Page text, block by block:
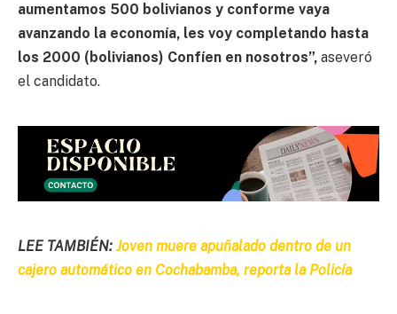
aumentamos 500 bolivianos y conforme vaya
avanzando la economía, les voy completando hasta
los 2000 (bolivianos) Confíen en nosotros”, aseveró
el candidato.
LEE TAMBIÉN: Joven muere apuñalado dentro de un
cajero automático en Cochabamba, reporta la Policía